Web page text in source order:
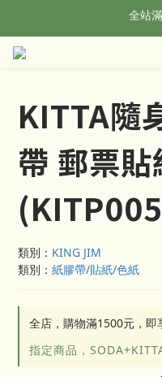
全站
全站
加入會員，首單輸入
KITTA隨
帶 郵票
類別： KING JIM
類別： 紙膠帶/貼紙/色紙
全店，購物滿1500元，即
指定商品，